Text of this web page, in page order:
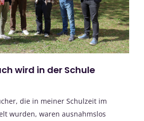
wird in der Schule
die in meiner Schulzeit im
wurden, waren ausnahmslos